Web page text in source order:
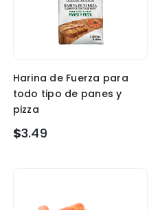
Harina de Fuerza para
todo tipo de panes y
pizza
$3.49